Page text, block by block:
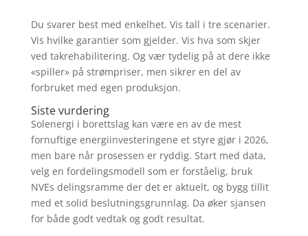
Du svarer best med enkelhet. Vis tall i tre scenarier.
Vis hvilke garantier som gjelder. Vis hva som skjer
ved takrehabilitering. Og vær tydelig på at dere ikke
«spiller» på strømpriser, men sikrer en del av
forbruket med egen produksjon.
Siste vurdering
Solenergi i borettslag kan være en av de mest
fornuftige energiinvesteringene et styre gjør i 2026,
men bare når prosessen er ryddig. Start med data,
velg en fordelingsmodell som er forståelig, bruk
NVEs delingsramme der det er aktuelt, og bygg tillit
med et solid beslutningsgrunnlag. Da øker sjansen
for både godt vedtak og godt resultat.